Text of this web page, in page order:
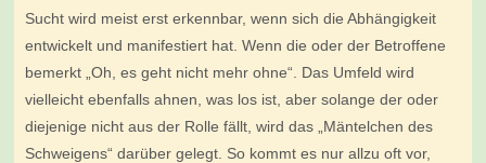
Sucht wird meist erst erkennbar, wenn sich die Abhängigkeit
entwickelt und manifestiert hat. Wenn die oder der Betroffene
bemerkt „Oh, es geht nicht mehr ohne“. Das Umfeld wird
vielleicht ebenfalls ahnen, was los ist, aber solange der oder
diejenige nicht aus der Rolle fällt, wird das „Mäntelchen des
Schweigens“ darüber gelegt. So kommt es nur allzu oft vor,